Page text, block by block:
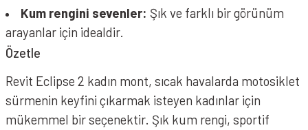
Kum rengini sevenler: Şık ve farklı bir görünüm
arayanlar için idealdir.
Özetle
Revit Eclipse 2 kadın mont, sıcak havalarda motosiklet
sürmenin keyfini çıkarmak isteyen kadınlar için
mükemmel bir seçenektir. Şık kum rengi, sportif